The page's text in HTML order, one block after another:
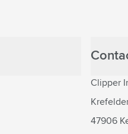
Clipper
47906